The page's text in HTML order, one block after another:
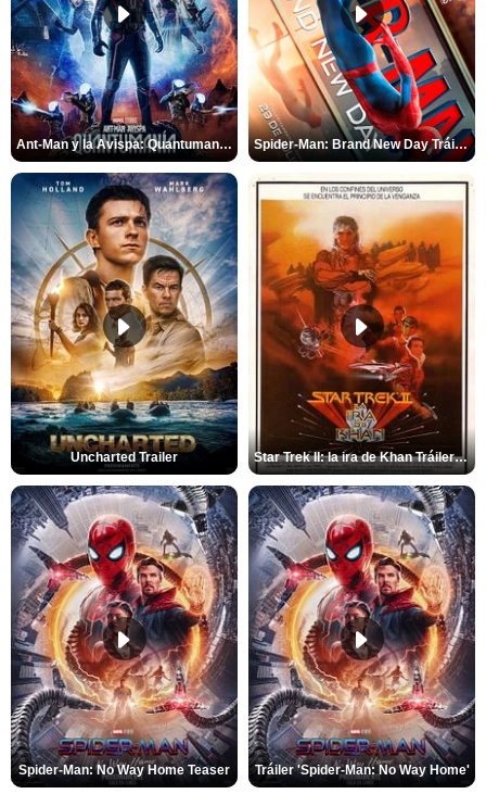
Ant-Man y la Avispa: Quantumanía Tráiler (2) Spider-Man: Brand New Day Tráiler (3)
Uncharted Trailer Star Trek II: la ira de Khan Tráiler VO
Spider-Man: No Way Home Teaser Tráiler 'Spider-Man: No Way Home'